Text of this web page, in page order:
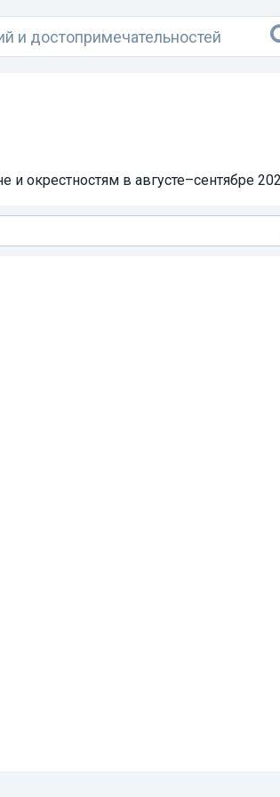
окрестностям в августе–сентябре